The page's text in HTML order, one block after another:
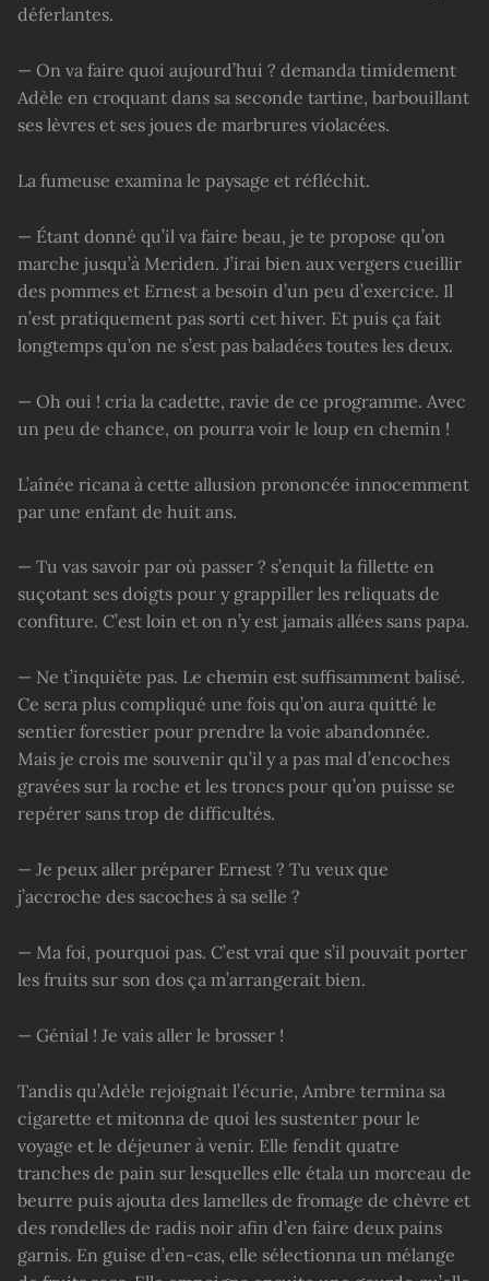
déferlantes.
— On va faire quoi aujourd’hui ? demanda timidement
Adèle en croquant dans sa seconde tartine, barbouillant
ses lèvres et ses joues de marbrures violacées.
La fumeuse examina le paysage et réfléchit.
— Étant donné qu’il va faire beau, je te propose qu’on
marche jusqu’à Meriden. J’irai bien aux vergers cueillir
des pommes et Ernest a besoin d’un peu d’exercice. Il
n’est pratiquement pas sorti cet hiver. Et puis ça fait
longtemps qu’on ne s’est pas baladées toutes les deux.
— Oh oui ! cria la cadette, ravie de ce programme. Avec
un peu de chance, on pourra voir le loup en chemin !
L’aînée ricana à cette allusion prononcée innocemment
par une enfant de huit ans.
— Tu vas savoir par où passer ? s’enquit la fillette en
suçotant ses doigts pour y grappiller les reliquats de
confiture. C’est loin et on n’y est jamais allées sans papa.
— Ne t’inquiète pas. Le chemin est suffisamment balisé.
Ce sera plus compliqué une fois qu’on aura quitté le
sentier forestier pour prendre la voie abandonnée.
Mais je crois me souvenir qu’il y a pas mal d’encoches
gravées sur la roche et les troncs pour qu’on puisse se
repérer sans trop de difficultés.
— Je peux aller préparer Ernest ? Tu veux que
j’accroche des sacoches à sa selle ?
— Ma foi, pourquoi pas. C’est vrai que s’il pouvait porter
les fruits sur son dos ça m’arrangerait bien.
— Génial ! Je vais aller le brosser !
Tandis qu’Adèle rejoignait l’écurie, Ambre termina sa
cigarette et mitonna de quoi les sustenter pour le
voyage et le déjeuner à venir. Elle fendit quatre
tranches de pain sur lesquelles elle étala un morceau de
beurre puis ajouta des lamelles de fromage de chèvre et
des rondelles de radis noir afin d’en faire deux pains
garnis. En guise d’en-cas, elle sélectionna un mélange